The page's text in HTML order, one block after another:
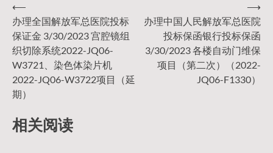
文
章
导
航
⟵
办理全国解放军总医院投标
保证金 3/30/2023 宫腔镜组
织切除系统2022-JQ06-
W3721、染色体染片机
2022-JQ06-W3722项目（延
期）
办理中国人民解放军总医院
投标保函银行投标保函
3/30/2023 各楼自动门维保
项目（第二次）（2022-
JQ06-F1330）
⟶
相关阅读